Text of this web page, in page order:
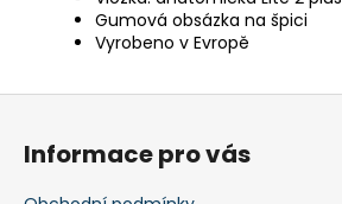
Gumová obsázka na špici
Vyrobeno v Evropě
Z
Informace pro vás